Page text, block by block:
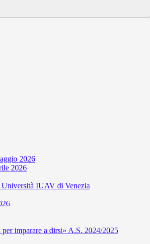
2026
2026
IUAV di Venezia
imparare a dirsi» A.S. 2024/2025